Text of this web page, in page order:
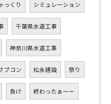
っくり シミュレーション
千葉県水道工事
神奈川県水道工事
ブコン 松永建設 祭り
負け 終わったぁーー